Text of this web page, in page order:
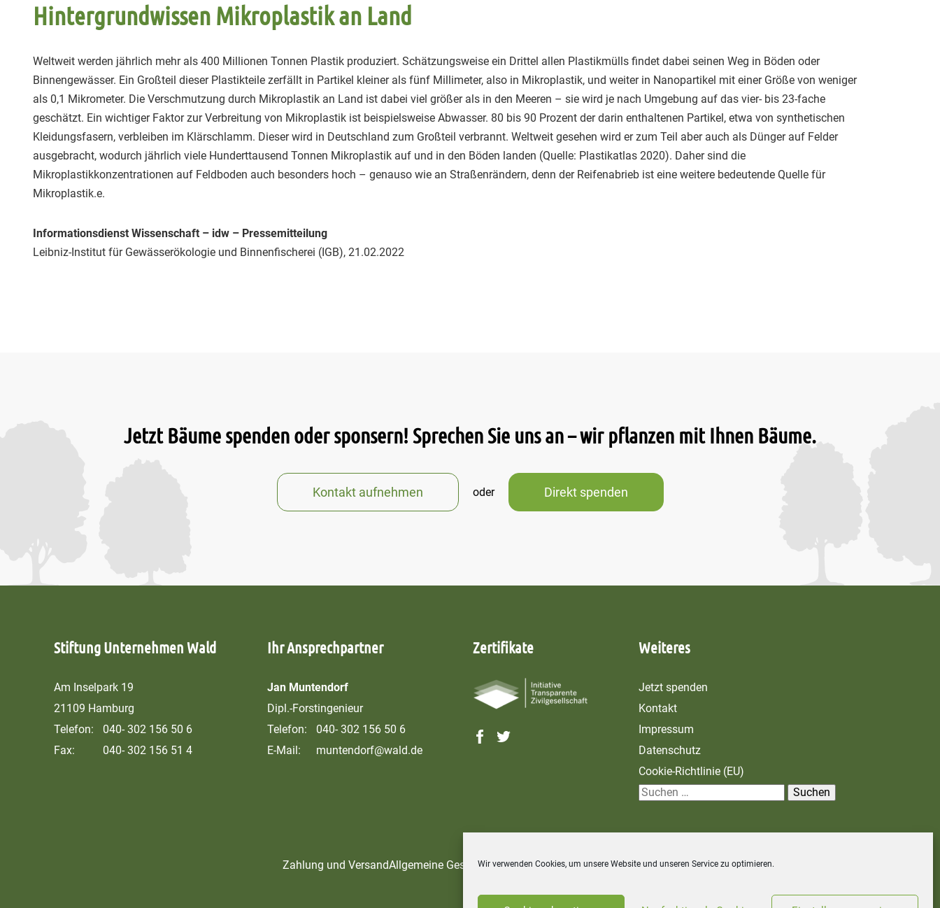
Wir verwenden Cookies, um unsere Website und unseren Service zu optimieren.
Hintergrundwissen Mikroplastik an Land
Weltweit werden jährlich mehr als 400 Millionen Tonnen Plastik produziert. Schätzungsweise ein Drittel allen Plastikmülls findet dabei seinen Weg in Böden oder
Binnengewässer. Ein Großteil dieser Plastikteile zerfällt in Partikel kleiner als fünf Millimeter, also in Mikroplastik, und weiter in Nanopartikel mit einer Größe von weniger
als 0,1 Mikrometer. Die Verschmutzung durch Mikroplastik an Land ist dabei viel größer als in den Meeren – sie wird je nach Umgebung auf das vier- bis 23-fache
geschätzt. Ein wichtiger Faktor zur Verbreitung von Mikroplastik ist beispielsweise Abwasser. 80 bis 90 Prozent der darin enthaltenen Partikel, etwa von synthetischen
Kleidungsfasern, verbleiben im Klärschlamm. Dieser wird in Deutschland zum Großteil verbrannt. Weltweit gesehen wird er zum Teil aber auch als Dünger auf Felder
ausgebracht, wodurch jährlich viele Hunderttausend Tonnen Mikroplastik auf und in den Böden landen (Quelle: Plastikatlas 2020). Daher sind die
Mikroplastikkonzentrationen auf Feldboden auch besonders hoch – genauso wie an Straßenrändern, denn der Reifenabrieb ist eine weitere bedeutende Quelle für
Mikroplastik.e.
Informationsdienst Wissenschaft – idw – Pressemitteilung
Leibniz-Institut für Gewässerökologie und Binnenfischerei (IGB), 21.02.2022
Jetzt Bäume spenden oder sponsern! Sprechen Sie uns an – wir pflanzen mit Ihnen Bäume.
Kontakt aufnehmen oder Direkt spenden
Stiftung Unternehmen Wald
Am Inselpark 19
21109 Hamburg
Telefon:
040- 302 156 50 6
Fax:
040- 302 156 51 4
Ihr Ansprechpartner
Jan Muntendorf
Dipl.-Forstingenieur
Telefon:
040- 302 156 50 6
E-Mail:
muntendorf@wald.de
Zertifikate Weiteres
Jetzt spenden
Kontakt
Impressum
Datenschutz
Cookie-Richtlinie (EU)
S
c
Zahlung und VersandAllgemeine GeschäftsbedingungenWiderrufsbelehrung